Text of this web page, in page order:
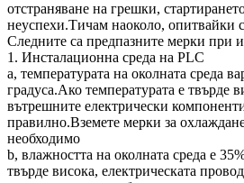
отстраняване на грешки,
неуспехи.Тичам наоколо, опитвайки
Следните са предпазните мерки при
1. Инсталационна среда на PLC
а, температурата на околната среда
градуса.Ако температурата е твърде
вътрешните електрически
правилно.Вземете мерки за
необходимо
b, влажността на околната среда е
твърде висока, електрическата